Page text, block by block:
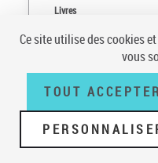
Livres
sur 6
Conditions générales d'utilisation
BnF | Accessibilité (non
Ce site utilise des cookies
vous
TOUT ACCEPTER